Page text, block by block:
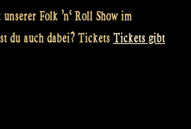
Folk ’n‘ Roll Show im
du auch dabei? Tickets Tickets gibt